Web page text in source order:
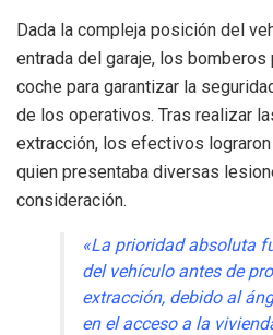
Dada la compleja posición del
entrada del garaje, los
coche para garantizar la
de los operativos. Tras realizar
extracción, los efectivos lograron
quien presentaba diversas
consideración.
«La prioridad absoluta
del vehículo antes de
extracción, debido al
en el acceso a la